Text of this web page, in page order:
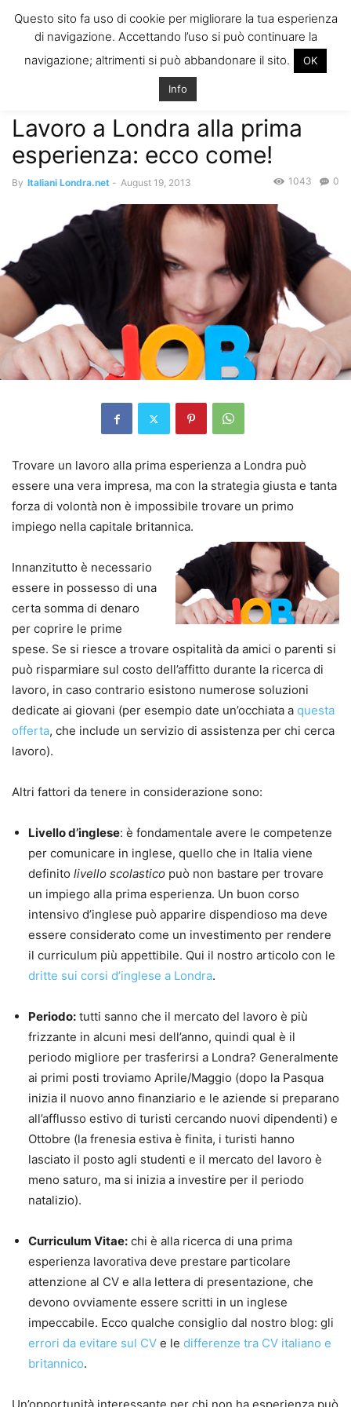
ITALIANI A
LONDRA
Il blog degli Italiani nella rebel city
Home Come trovare lavoro
Lavoro a Londra alla prima esperienza:
Lavoro a Londra alla prima
esperienza: ecco come!
By Italiani Londra.net - August 19, 2013 0
1043
Trovare un lavoro alla prima esperienza a Londra può
essere una vera impresa, ma con la strategia giusta e tanta
forza di volontà non è impossibile trovare un primo
impiego nella capitale britannica.
Innanzitutto è necessario
essere in possesso di una
certa somma di denaro
per coprire le prime
spese. Se si riesce a trovare ospitalità da amici o parenti si
può risparmiare sul costo dell’affitto durante la ricerca di
lavoro, in caso contrario esistono numerose soluzioni
dedicate ai giovani (per esempio date un’occhiata a questa
offerta, che include un servizio di assistenza per chi cerca
lavoro).
Altri fattori da tenere in considerazione sono:
Livello d’inglese: è fondamentale avere le competenze
per comunicare in inglese, quello che in Italia viene
definito livello scolastico può non bastare per trovare
un impiego alla prima esperienza. Un buon corso
intensivo d’inglese può apparire dispendioso ma deve
essere considerato come un investimento per rendere
il curriculum più appettibile. Qui il nostro articolo con le
dritte sui corsi d’inglese a Londra.
Periodo: tutti sanno che il mercato del lavoro è più
frizzante in alcuni mesi dell’anno, quindi qual è il
periodo migliore per trasferirsi a Londra? Generalmente
ai primi posti troviamo Aprile/Maggio (dopo la Pasqua
inizia il nuovo anno finanziario e le aziende si preparano
all’afflusso estivo di turisti cercando nuovi dipendenti) e
Ottobre (la frenesia estiva è finita, i turisti hanno
lasciato il posto agli studenti e il mercato del lavoro è
meno saturo, ma si inizia a investire per il periodo
natalizio).
Curriculum Vitae: chi è alla ricerca di una prima
esperienza lavorativa deve prestare particolare
attenzione al CV e alla lettera di presentazione, che
devono ovviamente essere scritti in un inglese
impeccabile. Ecco qualche consiglio dal nostro blog: gli
errori da evitare sul CV e le differenze tra CV italiano e
britannico.
Questo sito fa uso di cookie per migliorare la tua esperienza
di navigazione. Accettando l’uso si può continuare la
navigazione; altrimenti si può abbandonare il sito.
OK
Info